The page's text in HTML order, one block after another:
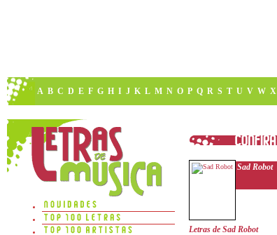
A B C D E F G H I J K L M N O P Q R S T U V W X
Sad Robot
Letras de Sad Robot